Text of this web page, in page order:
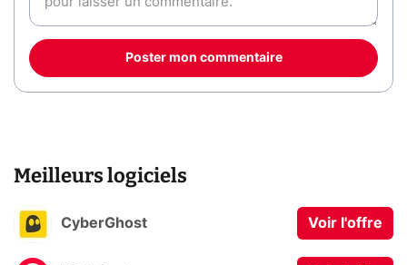
Poster mon commentaire
Meilleurs logiciels
CyberGhost Voir l'offre